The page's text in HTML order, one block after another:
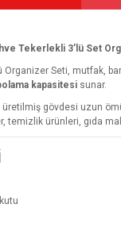
Tekerlekli 3’lü Set
Organizer Seti, mutfak,
kapasitesi sunar.
üretilmiş gövdesi uzun
temizlik ürünleri, gıda